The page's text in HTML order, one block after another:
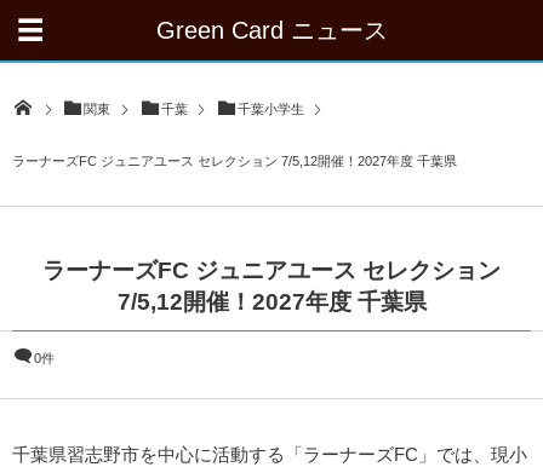
Green Card ニュース
関東 千葉 千葉小学生
ラーナーズFC ジュニアユース セレクション 7/5,12開催！2027年度 千葉県
ラーナーズFC ジュニアユース セレクション
7/5,12開催！2027年度 千葉県
0件
千葉県習志野市を中心に活動する「ラーナーズFC 」では、現小